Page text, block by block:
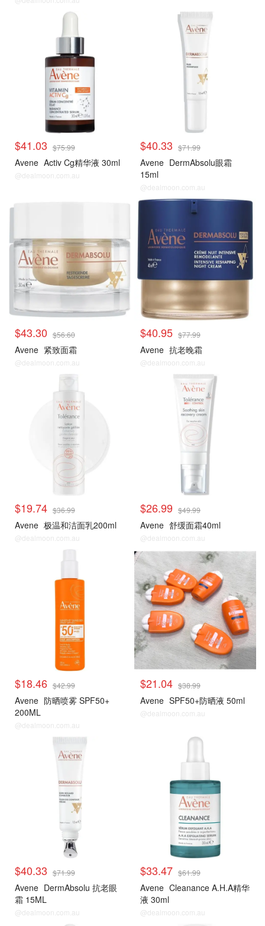
$41.03 $75.99
Avene Activ Cg精华液 30ml
@dealmoon.com.au
$40.33 $71.99
Avene DermAbsolu眼霜
15ml
@dealmoon.com.au
$43.30 $56.60
Avene 紧致面霜
@dealmoon.com.au
$40.95 $77.99
Avene 抗老晚霜
@dealmoon.com.au
$19.74 $36.99
Avene 极温和洁面乳200ml
@dealmoon.com.au
$26.99 $49.99
Avene 舒缓面霜40ml
@dealmoon.com.au
$18.46 $42.99
Avene 防晒喷雾 SPF50+
200ML
@dealmoon.com.au
$21.04 $38.99
Avene SPF50+防晒液 50ml
@dealmoon.com.au
$40.33 $71.99
Avene DermAbsolu 抗老眼
霜 15ML
@dealmoon.com.au
$33.47 $61.99
Avene Cleanance A.H.A精华
液 30ml
@dealmoon.com.au